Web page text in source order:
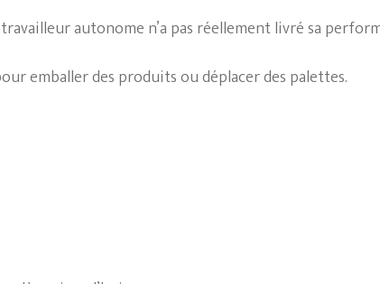
autonome n’a pas réellement livré sa
emballer des produits ou déplacer des palettes.